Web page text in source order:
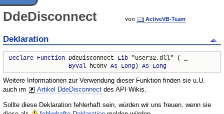
DdeDisconnect von ActiveVB-Team
Deklaration
Declare Function DdeDisconnect Lib "user32.dll" ( _
ByVal hConv As Long) As Long
Weitere Informationen zur Verwendung dieser Funktion finden sie u.U.
auch im
Artikel DdeDisconnect des API-Wikis.
Sollte diese Deklaration fehlerhaft sein, würden wir uns freuen, wenn sie